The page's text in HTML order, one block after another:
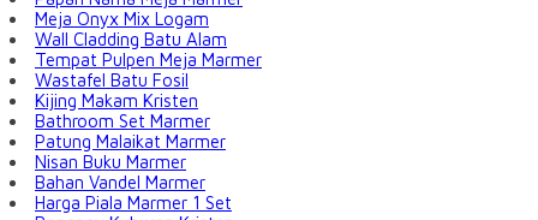
Meja Onyx Mix Logam
Wall Cladding Batu Alam
Tempat Pulpen Meja Marmer
Wastafel Batu Fosil
Kijing Makam Kristen
Bathroom Set Marmer
Patung Malaikat Marmer
Nisan Buku Marmer
Bahan Vandel Marmer
Harga Piala Marmer 1 Set